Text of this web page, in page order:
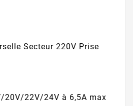
Secteur 220V Prise
22V/24V à 6,5A max